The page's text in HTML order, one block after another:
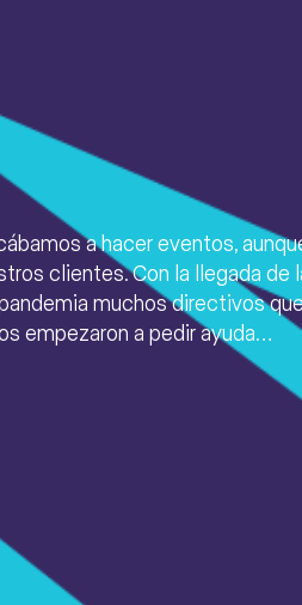
a hacer eventos,
clientes. Con la llegada de
muchos directivos
empezaron a pedir ayuda…